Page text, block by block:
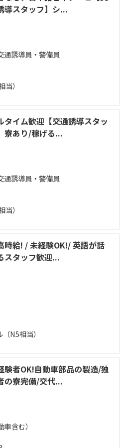
導スタッフ】シ...
通誘導員・警備員
）
タイム歓迎【交通誘導スタッ
寮あり/稼げる...
通誘導員・警備員
）
時給! / 未経験OK!/ 英語が話
スタッフ歓迎...
N5相当）
験者OK!自動車部品の製造/独
の寮完備/交代...
含む）